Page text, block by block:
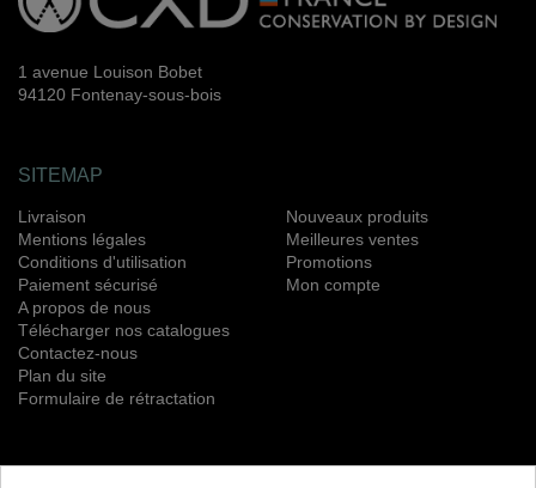
1 avenue Louison Bobet
94120 Fontenay-sous-bois
SITEMAP
Livraison
Mentions légales
Conditions d'utilisation
Paiement sécurisé
A propos de nous
Télécharger nos catalogues
Contactez-nous
Plan du site
Formulaire de rétractation
Nouveaux produits
Meilleures ventes
Promotions
Mon compte